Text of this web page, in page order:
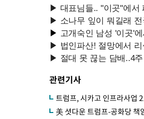
관련기사
트럼프, 시카고 인프라사업
美 셧다운 트럼프-공화당